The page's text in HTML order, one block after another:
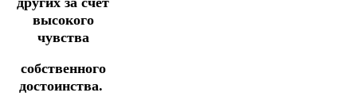
высокого
чувства
собственного
достоинства.